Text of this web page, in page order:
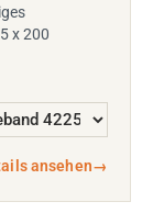
x 200
ansehen→